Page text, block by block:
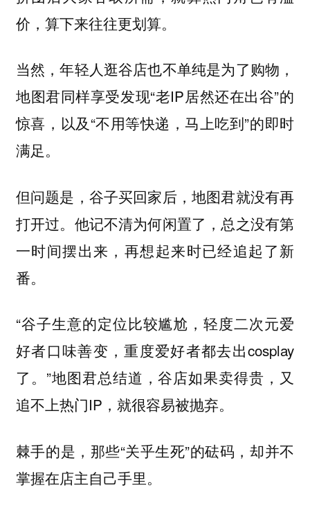
价，算下来往往更划算。
当然，年轻人逛谷店也不单纯是为了购物，
地图君同样享受发现“老IP居然还在出谷”的
惊喜，以及“不用等快递，马上吃到”的即时
满足。
但问题是，谷子买回家后，地图君就没有再
打开过。他记不清为何闲置了，总之没有第
一时间摆出来，再想起来时已经追起了新
番。
“谷子生意的定位比较尴尬，轻度二次元爱
好者口味善变，重度爱好者都去出cosplay
了。”地图君总结道，谷店如果卖得贵，又
追不上热门IP，就很容易被抛弃。
棘手的是，那些“关乎生死”的砝码，却并不
掌握在店主自己手里。